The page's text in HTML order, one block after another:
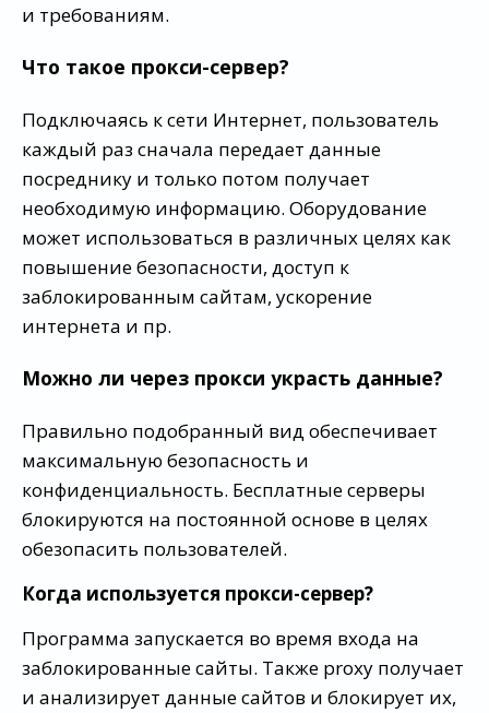
и требованиям.
Что такое прокси-сервер?
Подключаясь к сети Интернет, пользователь
каждый раз сначала передает данные
посреднику и только потом получает
необходимую информацию. Оборудование
может использоваться в различных целях как
повышение безопасности, доступ к
заблокированным сайтам, ускорение
интернета и пр.
Можно ли через прокси украсть данные?
Правильно подобранный вид обеспечивает
максимальную безопасность и
конфиденциальность. Бесплатные серверы
блокируются на постоянной основе в целях
обезопасить пользователей.
Когда используется прокси-сервер?
Программа запускается во время входа на
заблокированные сайты. Также proxy получает
и анализирует данные сайтов и блокирует их,